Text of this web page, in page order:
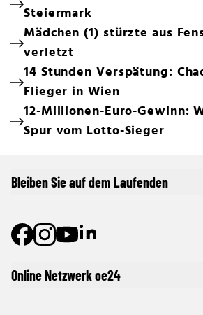
Steiermark
Mädchen (1) stürzte aus
verletzt
14 Stunden Verspätung:
Flieger in Wien
12-Millionen-Euro-Gewinn:
Spur vom Lotto-Sieger
Online Netzwerk oe24
Bleiben Sie auf dem Laufenden